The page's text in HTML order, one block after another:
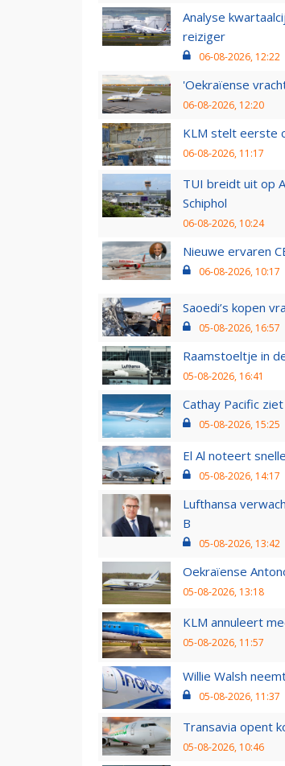
Analyse
reiziger
06-08-2026, 12:22
'Oekraïense
06-08-2026, 12:20
KLM stelt eerste
06-08-2026, 11:17
TUI breidt uit op
Schiphol
06-08-2026, 10:24
Nieuwe ervaren
06-08-2026, 10:17
Saoedi’s kopen
05-08-2026, 16:57
Raamstoeltje in
05-08-2026, 16:41
Cathay Pacific
05-08-2026, 15:25
El Al noteert
05-08-2026, 14:17
Lufthansa
B
05-08-2026, 13:42
Oekraïense
05-08-2026, 13:18
KLM annuleert
05-08-2026, 11:57
Willie Walsh
05-08-2026, 11:37
Transavia opent
05-08-2026, 10:46